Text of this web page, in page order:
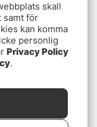
skall
samt för
kan komma
personlig
Privacy Policy
.